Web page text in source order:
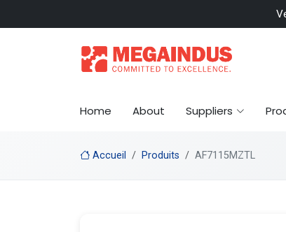
Home About Suppliers
Accueil Produits AF7115MZTL